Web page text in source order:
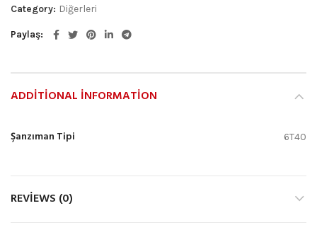
Category: Diğerleri
Paylaş
ADDITIONAL INFORMATION
Şanzıman Tipi 6T40
REVIEWS (0)